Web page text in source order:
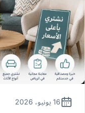
16 يونيو، 2026